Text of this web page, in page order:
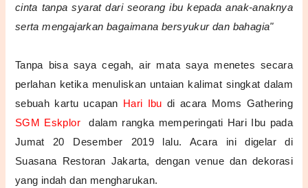
cinta tanpa syarat dari seorang ibu kepada anak-anaknya
serta mengajarkan bagaimana bersyukur dan bahagia"
Tanpa bisa saya cegah, air mata saya menetes secara
perlahan ketika menuliskan untaian kalimat singkat dalam
sebuah kartu ucapan Hari Ibu di acara Moms Gathering
SGM Eskplordalam rangka memperingati Hari Ibu pada
Jumat 20 Desember 2019 lalu. Acara ini digelar di
Suasana Restoran Jakarta, dengan venue dan dekorasi
yang indah dan mengharukan.